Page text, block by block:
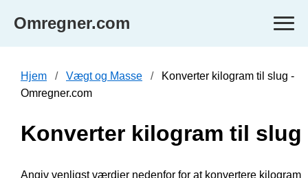
Omregner.com
Hjem Vægt og Masse
Konverter kilogram til slug -
Omregner.com
Konverter kilogram til slug
Angiv venligst værdier nedenfor for at konvertere kilogram